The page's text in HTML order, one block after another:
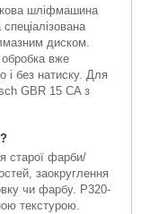
шліфмашина
диском.
вже
і без натиску. Для
GBR 15 CA з
старої фарби/
заокруглення
чи фарбу. P320-
текстурою.